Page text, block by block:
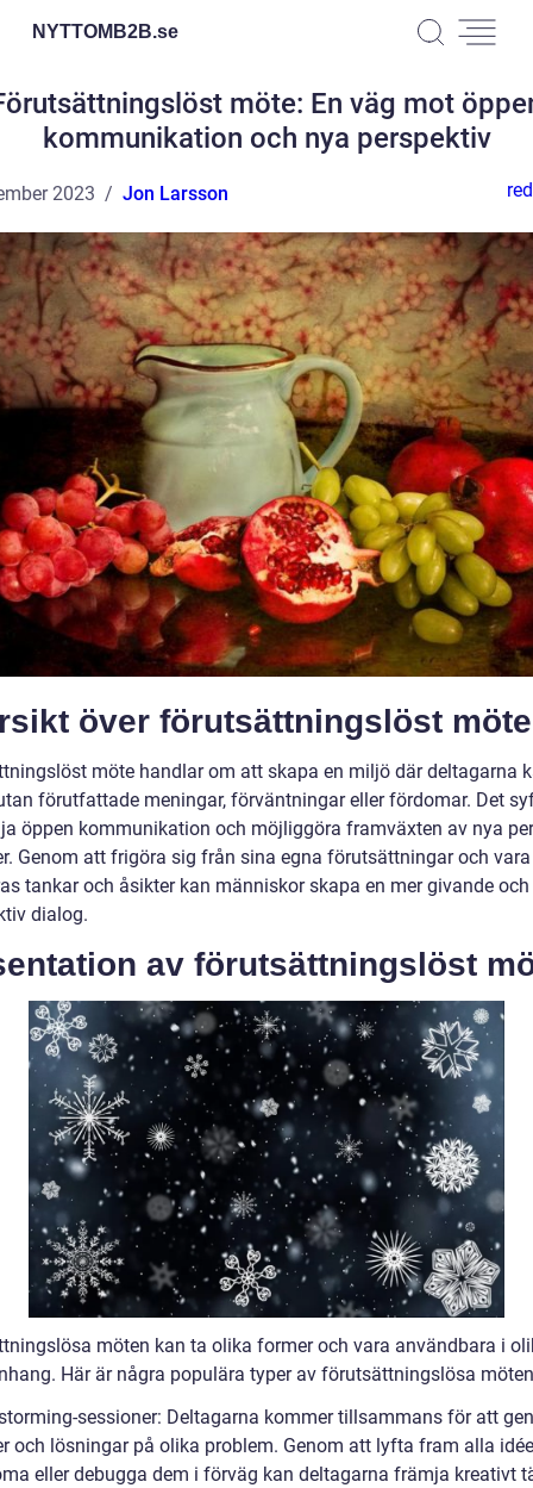
NYTTOMB2B.se
möte: En väg mot
kommunikation och nya perspektiv
2023 Jon Larsson
över förutsättningslöst möte
möte handlar om att skapa en miljö där deltagarna
förutfattade meningar, förväntningar eller fördomar. Det
öppen kommunikation och möjliggöra framväxten av nya
Genom att frigöra sig från sina egna förutsättningar och
tankar och åsikter kan människor skapa en mer givande och
dialog.
av förutsättningslöst
möten kan ta olika former och vara användbara i
Här är några populära typer av förutsättningslösa
sessioner: Deltagarna kommer tillsammans för att
och lösningar på olika problem. Genom att lyfta fram alla
eller debugga dem i förväg kan deltagarna främja kreativt